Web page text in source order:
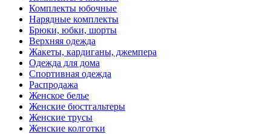
Комплекты юбочные
Нарядные комплекты
Брюки, юбки, шорты
Верхняя одежда
Жакеты, кардиганы, джемпера
Одежда для дома
Спортивная одежда
Распродажа
Женское белье
Женские бюстгальтеры
Женские трусы
Женские колготки